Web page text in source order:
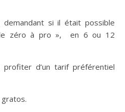
demandant si il était possible
zéro à pro », en 6 ou 12
d’un tarif préférentiel